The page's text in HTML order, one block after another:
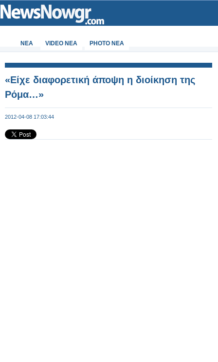
ΝΕΑ VIDEO NEA PHOTO NEA
«Είχε διαφορετική άποψη η διοίκηση της
Ρόμα…»
2012-04-08 17:03:44